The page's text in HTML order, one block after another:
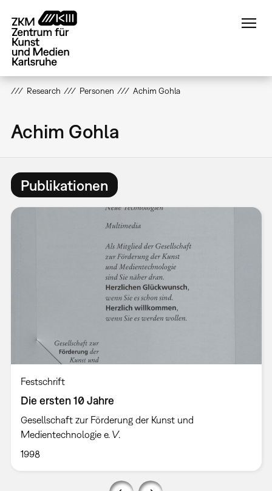
zum
Inhalt
Research Personen Achim Gohla
Achim Gohla
Publikationen
Festschrift
Die ersten 10 Jahre
Gesellschaft zur Förderung der Kunst und
Medientechnologie e. V.
1998